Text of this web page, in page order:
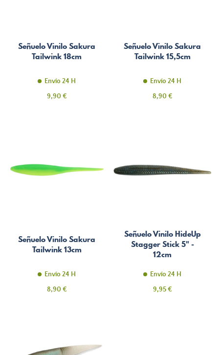
Señuelo Vinilo Sakura
Tailwink 18cm
Envío 24 H
Precio
9,90 €
Señuelo Vinilo Sakura
Tailwink 15,5cm
Envío 24 H
Precio
8,90 €
Señuelo Vinilo Sakura
Tailwink 13cm
Envío 24 H
Precio
8,90 €
Señuelo Vinilo HideUp
Stagger Stick 5" -
12cm
Envío 24 H
Precio
9,95 €